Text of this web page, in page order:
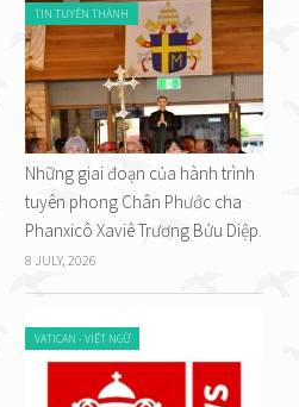
TIN TUYÊN THÁNH
Những giai đoạn của hành trình
tuyên phong Chân Phước cha
Phanxicô Xaviê Trương Bửu Diệp.
8 JULY, 2026
VATICAN - VIỆT NGỮ